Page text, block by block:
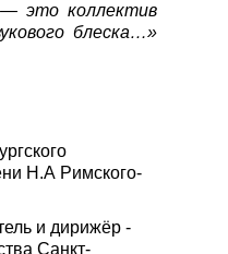
— это коллектив
блеска…»
Н.А Римского-
и дирижёр -
Санкт-